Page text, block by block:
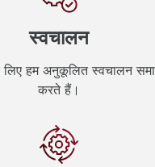
स्वचालन
हम अनुकूलित स्वचालन
करते हैं।